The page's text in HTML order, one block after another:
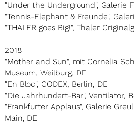
"Under the Underground", Galerie
"Tennis-Elephant & Freunde",
"THALER goes Big!", Thaler
2018
"Mother and Sun", mit Cornelia
Museum, Weilburg, DE
"En Bloc", CODEX, Berlin, DE
"Die Jahrhundert-Bar", Ventilator,
"Frankfurter Applaus", Galerie
Main, DE